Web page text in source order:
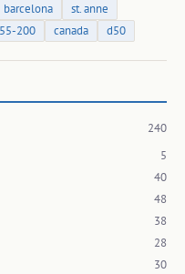
barcelona
st. anne
55-200 canada d50
240
5
40
48
38
28
30